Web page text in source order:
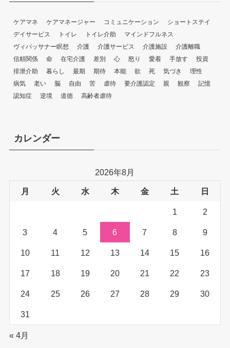
ケアマネ ケアマネージャー コミュニケーション
ショートステイ
デイサービス
トイレ トイレ介助
マインドフルネス
ヴィパッサナー瞑想
介護 介護サービス 介護施設
介護離職
信頼関係
命 在宅介護 差別 心 怒り 愛着 手放す
投資
排泄介助
暮らし 最期 期待 本能 欲 死 気づき
理性
病気
老い 脳 自由 苦 虐待 要介護認定 親 観察
記憶
認知症
逆境 道徳 高齢者虐待
カレンダー
2026年8月
月 火 水 木 金 土 日
1 2
3 4 5 6 7 8 9
10 11 12 13 14 15 16
17 18 19 20 21 22 23
24 25 26 27 28 29 30
31
« 4月